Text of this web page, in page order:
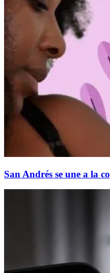
San Andrés se une a la